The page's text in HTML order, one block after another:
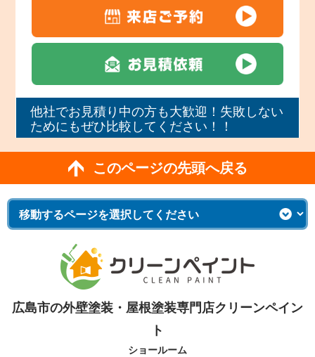
他社でお見積り中の方も大歓迎！失敗しない
ためにもぜひ比較してください！！
このページの先頭へ戻る
広島市の外壁塗装・屋根塗装専門店クリーンペイン
ト
ショールーム